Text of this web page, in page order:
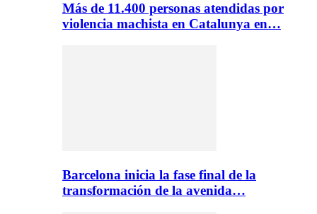
Más de 11.400 personas atendidas por
violencia machista en Catalunya en…
Barcelona inicia la fase final de la
transformación de la avenida…